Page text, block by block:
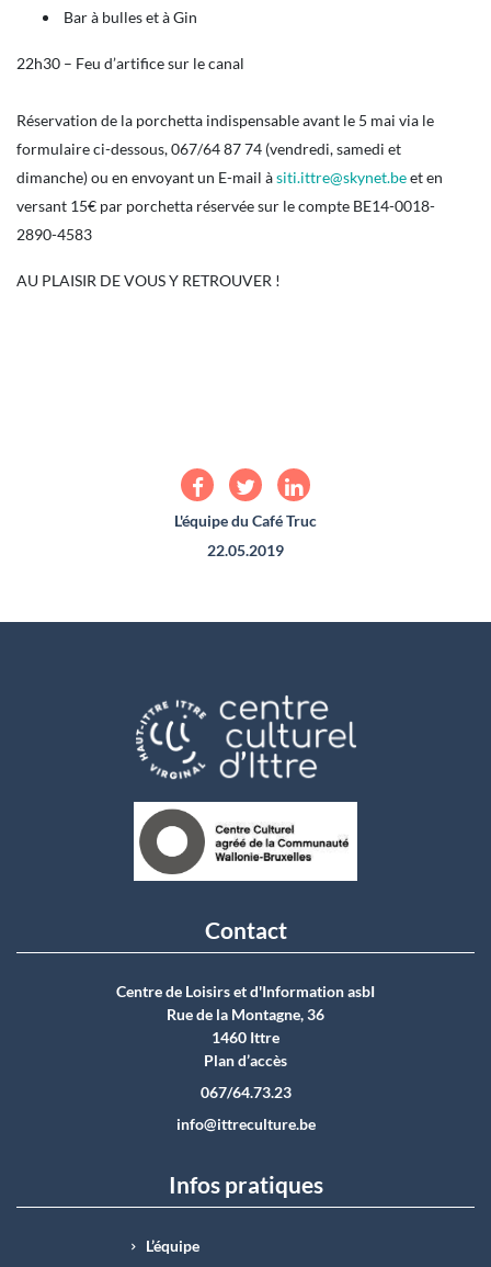
Bar à bulles et à Gin
22h30 – Feu d’artifice sur le canal
Réservation de la porchetta indispensable avant le 5 mai via le
formulaire ci-dessous, 067/64 87 74 (vendredi, samedi et
dimanche) ou en envoyant un E-mail àsiti.ittre@skynet.beet en
versant 15€ par porchetta réservée sur le compte BE14-0018-
2890-4583
AU PLAISIR DE VOUS Y RETROUVER !
L'équipe du Café Truc
22.05.2019
Contact
Centre de Loisirs et d'Information asbI
Rue de la Montagne, 36
1460 Ittre
Plan d’accès
067/64.73.23
info@ittreculture.be
Infos pratiques
L’équipe